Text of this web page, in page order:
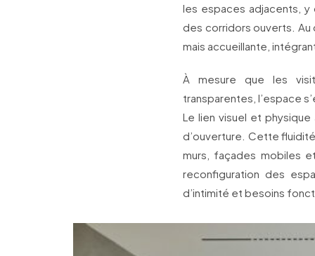
les espaces adjacents, y
des corridors ouverts. Au
mais accueillante,
À mesure que les
transparentes, l’espace
Le lien visuel et
d’ouverture. Cette
murs, façades mobiles
reconfiguration des
d’intimité et besoins